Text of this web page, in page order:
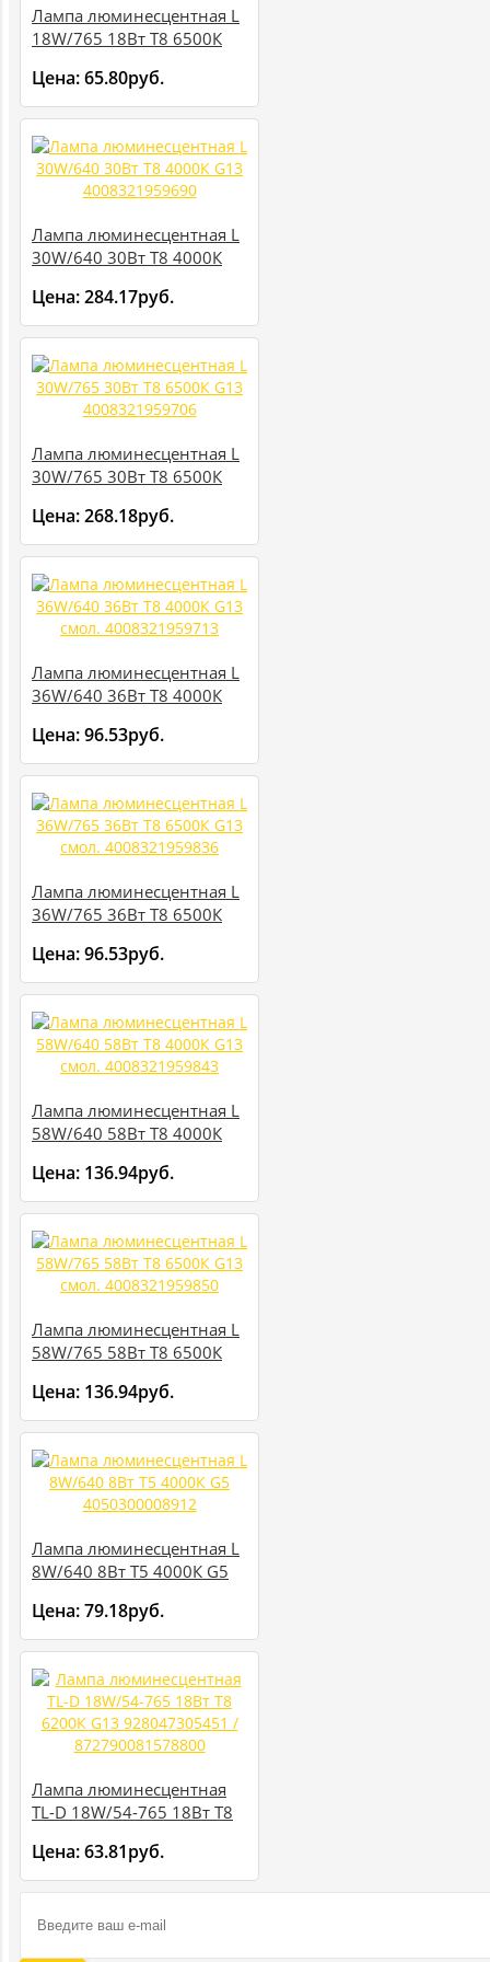
Лампа люминесцентная L
18W/765 18Вт T8 6500К
Цена:65.80руб.
Лампа люминесцентная L
30W/640 30Вт T8 4000К
Цена:284.17руб.
Лампа люминесцентная L
30W/765 30Вт T8 6500К
Цена:268.18руб.
Лампа люминесцентная L
36W/640 36Вт T8 4000К
Цена:96.53руб.
Лампа люминесцентная L
36W/765 36Вт T8 6500К
Цена:96.53руб.
Лампа люминесцентная L
58W/640 58Вт T8 4000К
Цена: 136.94руб.
Лампа люминесцентная L
58W/765 58Вт T8 6500К
Цена: 136.94руб.
Лампа люминесцентная L
8W/640 8Вт T5 4000К G5
Цена:79.18руб.
Лампа люминесцентная
TL-D 18W/54-765 18Вт T8
/ 872790081578800
Цена:63.81руб.